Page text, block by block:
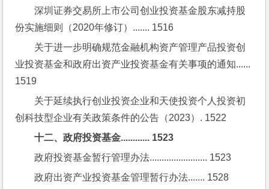
深圳证券交易所上市公司创业投资基金股东减持股
份实施细则（2020年修订）....... 1516
关于进一步明确规范金融机构资产管理产品投资创
业投资基金和政府出资产业投资基金有关事项的通知......
1519
关于延续执行创业投资企业和天使投资个人投资初
创科技型企业有关政策条件的公告（2023）. 1522
十二、政府投资基金............ 1523
政府投资基金暂行管理办法........................ 1523
政府出资产业投资基金管理暂行办法....... 1528